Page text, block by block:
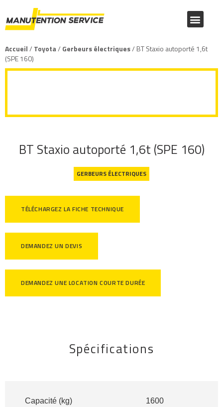
Accueil/ Toyota/ Gerbeurs électriques/ BT Staxio autoporté 1,6t
(SPE 160)
BT Staxio autoporté 1,6t (SPE 160)
GERBEURS ÉLECTRIQUES
TÉLÉCHARGEZ LA FICHE TECHNIQUE
DEMANDEZ UN DEVIS
DEMANDEZ UNE LOCATION COURTE DURÉE
Spécifications
Capacité (kg) 1600